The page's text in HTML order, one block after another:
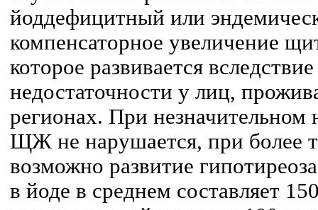
йоддефицитный или
компенсаторное увеличение
которое развивается
недостаточности у лиц,
регионах. При незначительном
ЩЖ не нарушается, при более
возможно развитие
в йоде в среднем составляет